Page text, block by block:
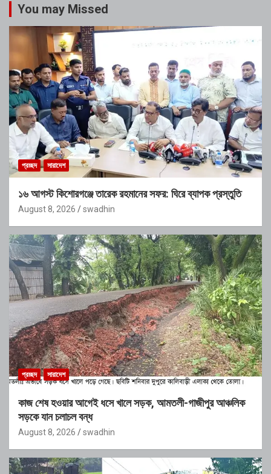
You may Missed
প্রচ্ছদ সারাদেশ
১৬ আগস্ট কিশোরগঞ্জে তারেক রহমানের সফর: ঘিরে ব্যাপক প্রস্তুতি
August 8, 2026 swadhin
প্রচ্ছদ সারাদেশ
কাজ শেষ হওয়ার আগেই ধসে খালে সড়ক, আমতলী-গাজীপুর আঞ্চলিক
সড়কে যান চলাচল বন্ধ
August 8, 2026 swadhin